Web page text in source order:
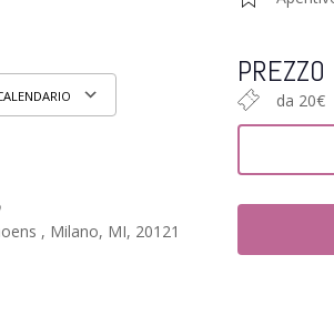
, Milano, MI, 20121
PREZZO
da 20€